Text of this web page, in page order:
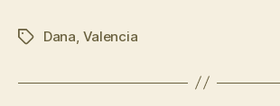
Dana, Valencia